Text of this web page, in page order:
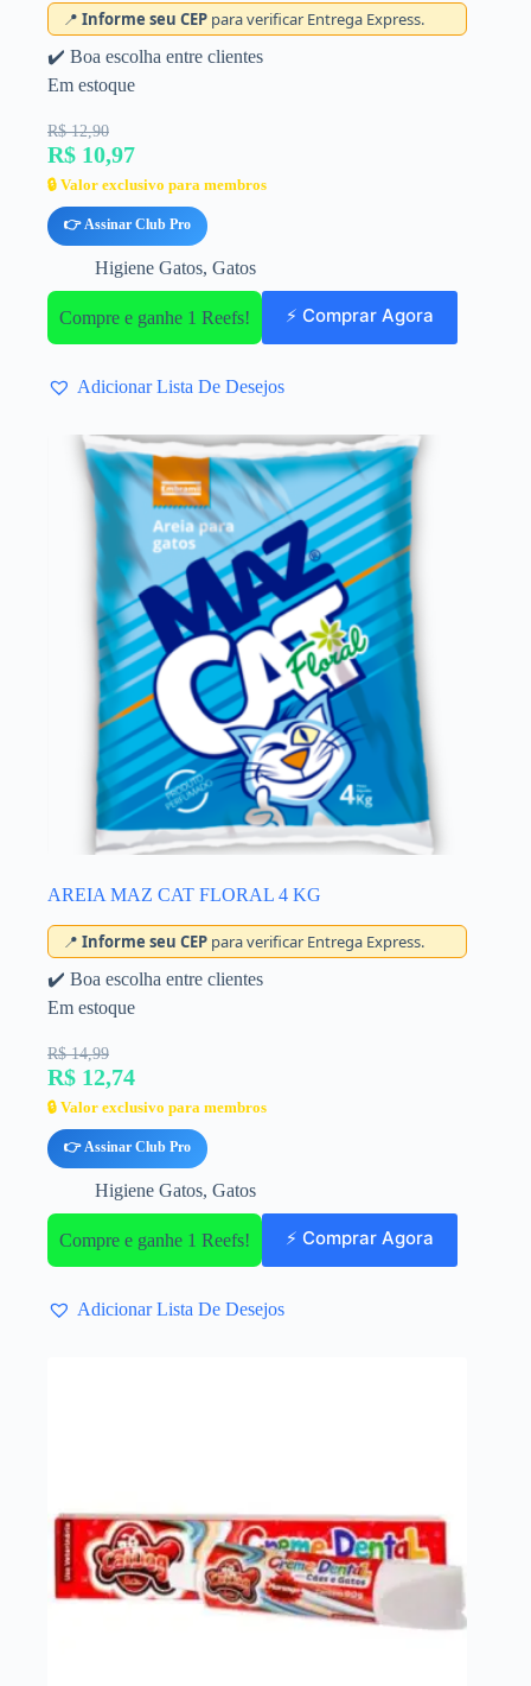
📍 Informe seu CEP para verificar Entrega Express.
✔️ Boa escolha entre clientes
Em estoque
R$ 12,90
R$ 10,97
🔒 Valor exclusivo para membros
👉 Assinar Club Pro
Higiene Gatos, Gatos
Compre e ganhe 1 Reefs! ⚡ Comprar Agora
Adicionar Lista De Desejos
AREIA MAZ CAT FLORAL 4 KG
📍 Informe seu CEP para verificar Entrega Express.
✔️ Boa escolha entre clientes
Em estoque
R$ 14,99
R$ 12,74
🔒 Valor exclusivo para membros
👉 Assinar Club Pro
Higiene Gatos, Gatos
Compre e ganhe 1 Reefs! ⚡ Comprar Agora
Adicionar Lista De Desejos